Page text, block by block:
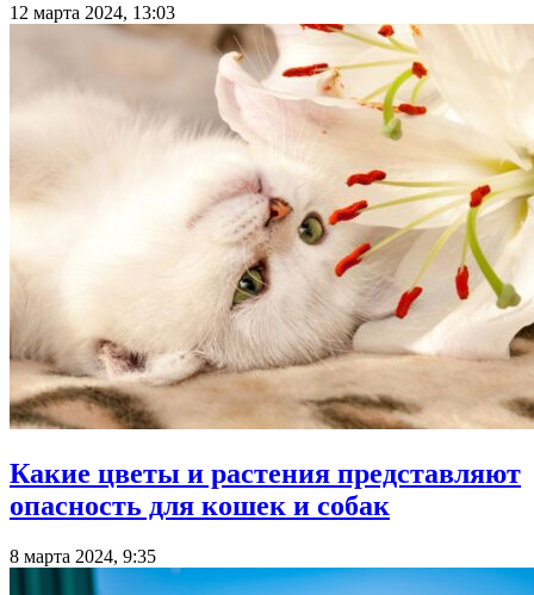
12 марта 2024, 13:03
Какие цветы и растения представляют
опасность для кошек и собак
8 марта 2024, 9:35